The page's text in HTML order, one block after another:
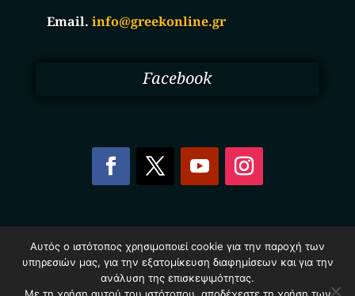
Email.info@greekonline.gr
Facebook
Επιχειρήσεων Ελλάδας – Greekonline.gr. All Rights
Reserved.
Όροι & Προυποθέσεις–Προστασία Προσωπικών
Αυτός ο ιστότοπος χρησιμοποιεί cookie για την παροχή των
υπηρεσιών μας, για την εξατομίκευση διαφημίσεων και για την
ανάλυση της επισκεψιμότητας.